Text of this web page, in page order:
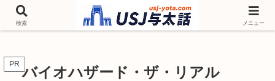
チケットやシーズンイベント ニンテンドーワールド アトラクションなどユニ
バを歩いて情報収集しています
PR バイオハザード・ザ・リアル
検索 メニュー